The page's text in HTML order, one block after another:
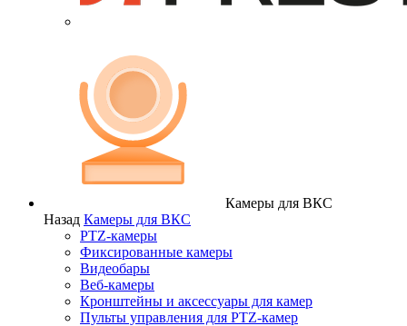
Камеры для ВКС
Назад Камеры для ВКС
PTZ-камеры
Фиксированные камеры
Видеобары
Веб-камеры
Кронштейны и аксессуары для камер
Пульты управления для PTZ-камер